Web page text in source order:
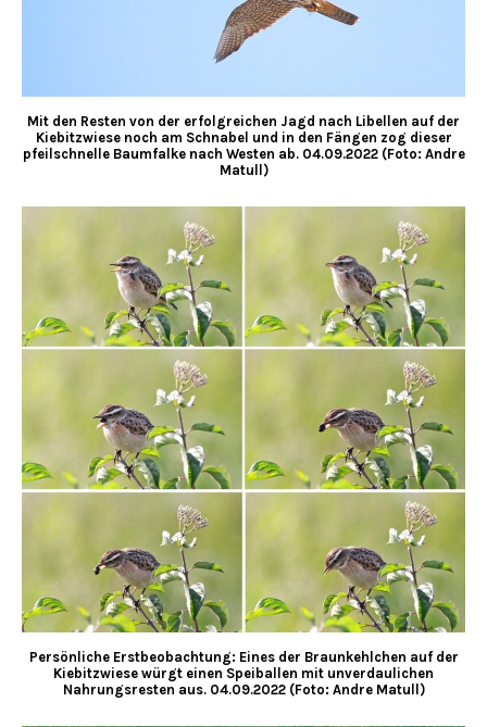
Mit den Resten von der erfolgreichen Jagd nach Libellen auf der
Kiebitzwiese noch am Schnabel und in den Fängen zog dieser
pfeilschnelle Baumfalke nach Westen ab. 04.09.2022 (Foto: Andre
Matull)
Persönliche Erstbeobachtung: Eines der Braunkehlchen auf der
Kiebitzwiese würgt einen Speiballen mit unverdaulichen
Nahrungsresten aus. 04.09.2022 (Foto: Andre Matull)